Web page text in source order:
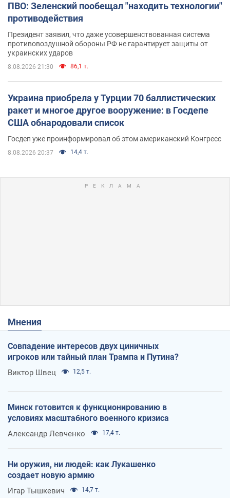
ПВО: Зеленский пообещал "находить технологии"
противодействия
Президент заявил, что даже усовершенствованная система
противовоздушной обороны РФ не гарантирует защиты от
украинских ударов
8.08.2026 21:30 86,1 т.
Украина приобрела у Турции 70 баллистических
ракет и многое другое вооружение: в Госдепе
США обнародовали список
Госдеп уже проинформировал об этом американский Конгресс
8.08.2026 20:37 14,4 т.
Мнения
Совпадение интересов двух циничных
игроков или тайный план Трампа и Путина?
Виктор Швец 12,5 т.
Минск готовится к функционированию в
условиях масштабного военного кризиса
Александр Левченко 17,4 т.
Ни оружия, ни людей: как Лукашенко
создает новую армию
Игар Тышкевич 14,7 т.